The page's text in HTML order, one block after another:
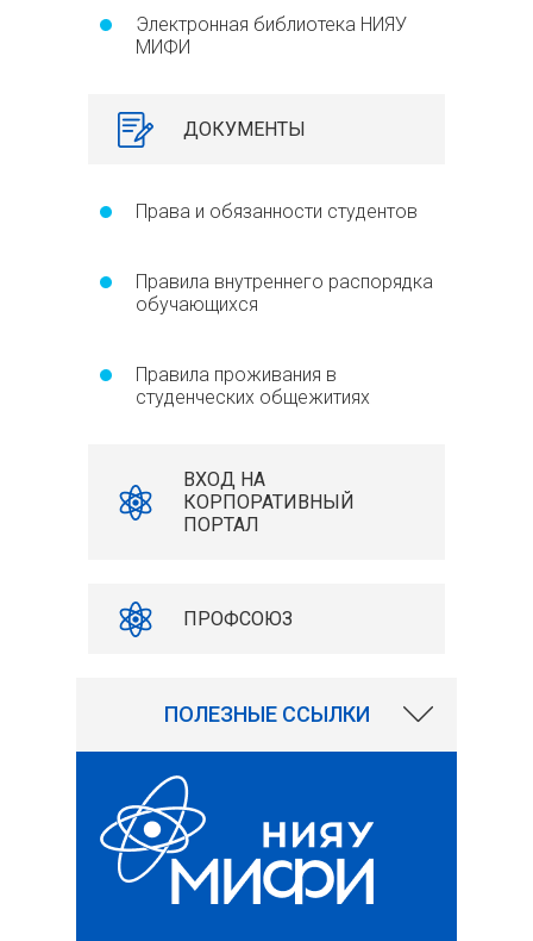
Электронная библиотека НИЯУ
МИФИ
ДОКУМЕНТЫ
Права и обязанности студентов
Правила внутреннего распорядка
обучающихся
Правила проживания в
студенческих общежитиях
ВХОД НА
КОРПОРАТИВНЫЙ
ПОРТАЛ
ПРОФСОЮЗ
ПОЛЕЗНЫЕ ССЫЛКИ